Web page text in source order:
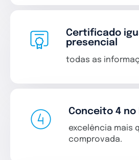
Certificado
presencial
todas as
Conceito 4 no
excelência mais
comprovada.